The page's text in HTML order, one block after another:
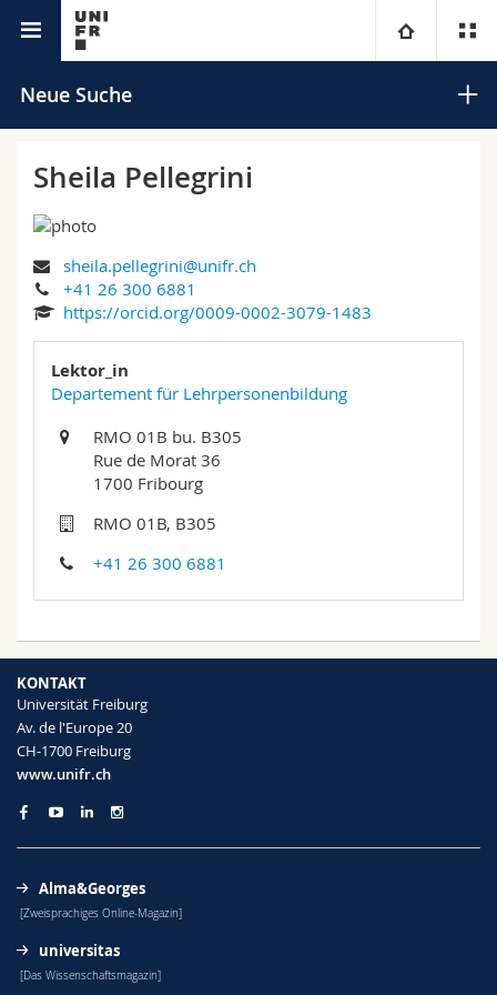
Universität
Campus
Forschung
Weiterbildung
Rechtswissenschaftliche Fak.
Philosophische Fak.
Fak. für Erziehungs- und Bildungswissenschaften
Math.-Nat. und Med. Fak.
Interfakultär
Informationen für
Studieninteressierte
Medien
Forschende
Mitarbeitende
Doktorierende
Ressourcen
Ortsplan
Bibliotheken
Webmail
Vorlesungsverzeichnis
Neue Suche
Suchen
Sheila Pellegrini
sheila.pellegrini@unifr.ch
+41 26 300 6881
https://orcid.org/0009-0002-3079-1483
Lektor_in
Departement für Lehrpersonenbildung
RMO 01B bu. B305
Rue de Morat 36
1700 Fribourg
RMO 01B, B305
+41 26 300 6881
KONTAKT
Universität Freiburg
Av. de l'Europe 20
CH-1700 Freiburg
www.unifr.ch
Alma&Georges
[Zweisprachiges Online-Magazin]
universitas
[Das Wissenschaftsmagazin]